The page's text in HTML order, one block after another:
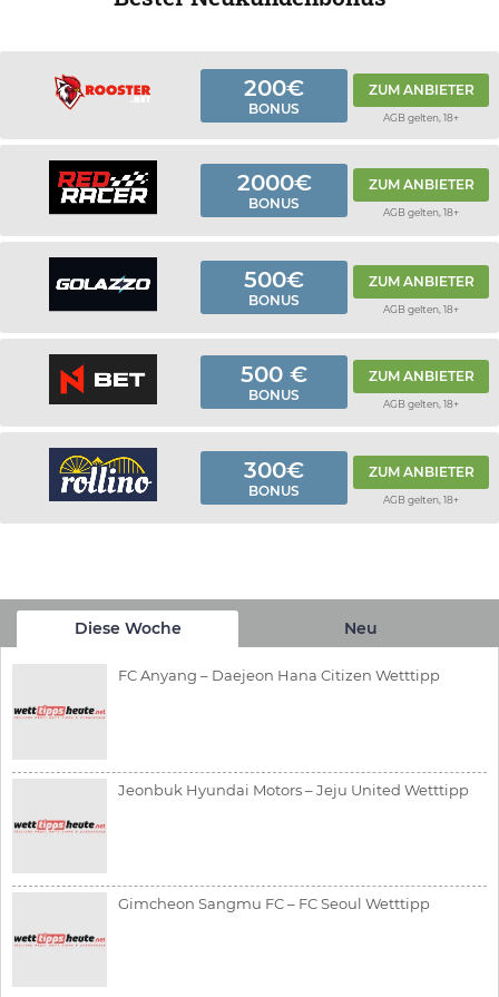
200€
BONUS
ZUM ANBIETER
AGB gelten, 18+
2000€
BONUS
ZUM ANBIETER
AGB gelten, 18+
500€
BONUS
ZUM ANBIETER
AGB gelten, 18+
500 €
BONUS
ZUM ANBIETER
AGB gelten, 18+
300€
BONUS
ZUM ANBIETER
AGB gelten, 18+
Diese Woche Neu
FC Anyang – Daejeon Hana Citizen Wetttipp
Jeonbuk Hyundai Motors – Jeju United Wetttipp
Gimcheon Sangmu FC – FC Seoul Wetttipp